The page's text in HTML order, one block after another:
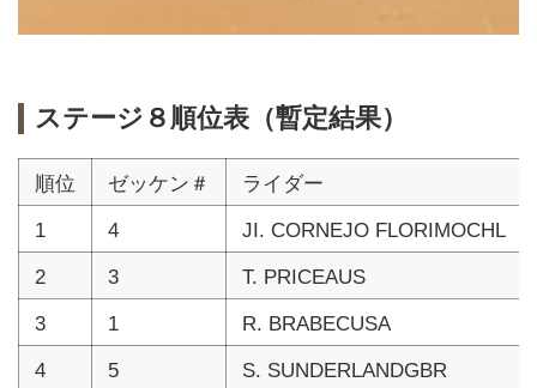
ステージ８順位表（暫定結果）
順位 ゼッケン＃
ライダー
1
4
JI. CORNEJO FLORIMOCHL
2
3
T. PRICEAUS
3
1
R. BRABECUSA
4
5 S. SUNDERLANDGBR